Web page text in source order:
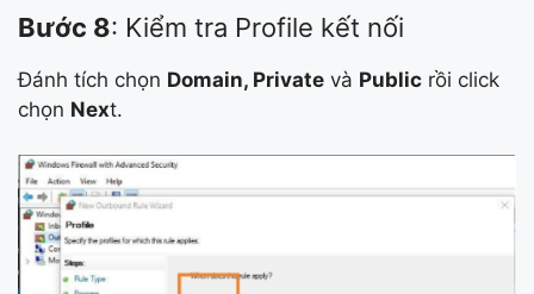
Bước 8: Kiểm tra Profile kết nối
Đánh tích chọn Domain, Private và Public rồi click
chọn Next.